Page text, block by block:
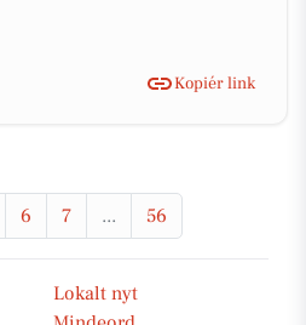
Kopiér link
6 7 ... 56
Lokalt nyt